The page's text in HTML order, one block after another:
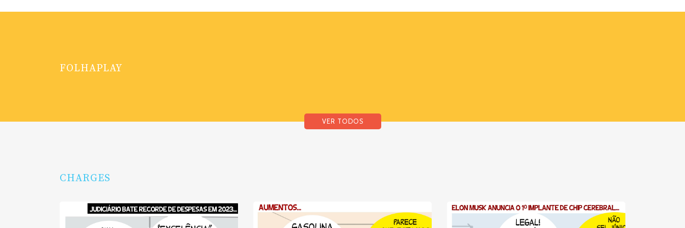
FOLHAPLAY
VER TODOS
CHARGES